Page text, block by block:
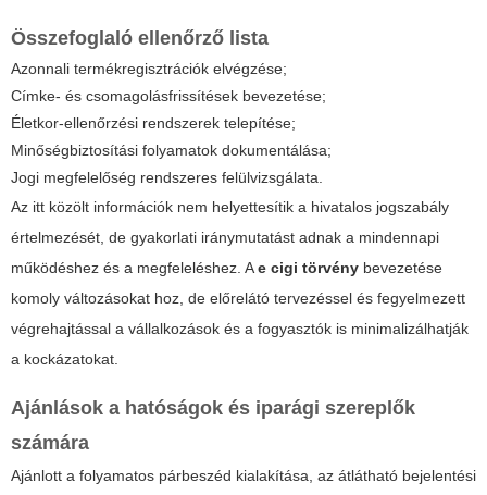
Összefoglaló ellenőrző lista
Azonnali termékregisztrációk elvégzése;
Címke- és csomagolásfrissítések bevezetése;
Életkor-ellenőrzési rendszerek telepítése;
Minőségbiztosítási folyamatok dokumentálása;
Jogi megfelelőség rendszeres felülvizsgálata.
Az itt közölt információk nem helyettesítik a hivatalos jogszabály
értelmezését, de gyakorlati iránymutatást adnak a mindennapi
működéshez és a megfeleléshez. Ae cigi törvény bevezetése
komoly változásokat hoz, de előrelátó tervezéssel és fegyelmezett
végrehajtással a vállalkozások és a fogyasztók is minimalizálhatják
a kockázatokat.
Ajánlások a hatóságok és iparági szereplők
számára
Ajánlott a folyamatos párbeszéd kialakítása, az átlátható bejelentési